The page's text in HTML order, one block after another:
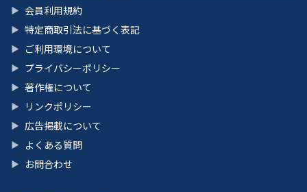
▶ 会員利用規約
▶ 特定商取引法に基づく表記
▶ ご利用環境について
▶ プライバシーポリシー
▶ 著作権について
▶ リンクポリシー
▶ 広告掲載について
▶ よくある質問
▶ お問合わせ